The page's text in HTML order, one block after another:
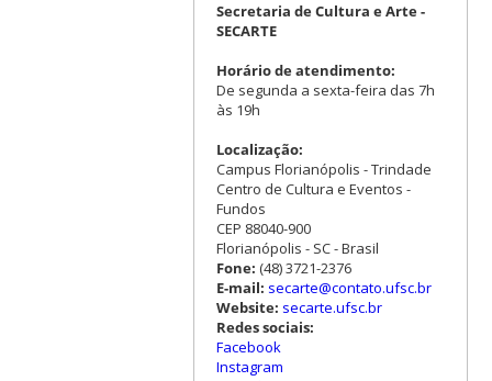
Secretaria de Cultura e Arte -
SECARTE
Horário de atendimento:
De segunda a sexta-feira das 7h
às 19h
Localização:
Campus Florianópolis - Trindade
Centro de Cultura e Eventos -
Fundos
CEP 88040-900
Florianópolis - SC - Brasil
Fone: (48) 3721-2376
E-mail: secarte@contato.ufsc.br
Website: secarte.ufsc.br
Redes sociais:
Facebook
Instagram